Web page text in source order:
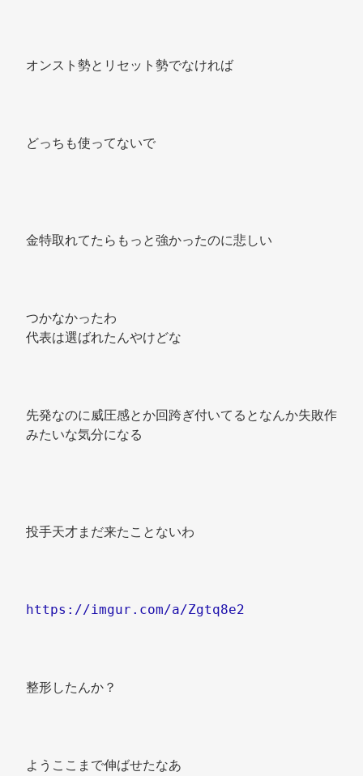
オンスト勢とリセット勢でなければ
どっちも使ってないで
金特取れてたらもっと強かったのに悲しい
つかなかったわ
代表は選ばれたんやけどな
先発なのに威圧感とか回跨ぎ付いてるとなんか失敗作
みたいな気分になる
投手天才まだ来たことないわ
https://imgur.com/a/Zgtq8e2
整形したんか？
ようここまで伸ばせたなあ